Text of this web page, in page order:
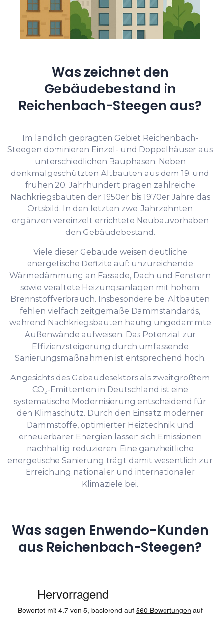
Was zeichnet den
Gebäudebestand in
Reichenbach-Steegen aus?
Im ländlich geprägten Gebiet Reichenbach-
Steegen dominieren Einzel- und Doppelhäuser aus
unterschiedlichen Bauphasen. Neben
denkmalgeschützten Altbauten aus dem 19. und
frühen 20. Jahrhundert prägen zahlreiche
Nachkriegsbauten der 1950er bis 1970er Jahre das
Ortsbild. In den letzten zwei Jahrzehnten
ergänzen vereinzelt errichtete Neubauvorhaben
den Gebäudebestand.
Viele dieser Gebäude weisen deutliche
energetische Defizite auf: unzureichende
Wärmedämmung an Fassade, Dach und Fenstern
sowie veraltete Heizungsanlagen mit hohem
Brennstoffverbrauch. Insbesondere bei Altbauten
fehlen vielfach zeitgemäße Dämmstandards,
während Nachkriegsbauten häufig ungedämmte
Außenwände aufweisen. Das Potenzial zur
Effizienzsteigerung durch umfassende
Sanierungsmaßnahmen ist entsprechend hoch.
Angesichts des Gebäudesektors als zweitgrößtem
CO₂-Emittenten in Deutschland ist eine
systematische Modernisierung entscheidend für
den Klimaschutz. Durch den Einsatz moderner
Dämmstoffe, optimierter Heiztechnik und
erneuerbarer Energien lassen sich Emissionen
nachhaltig reduzieren. Eine ganzheitliche
energetische Sanierung trägt damit wesentlich zur
Erreichung nationaler und internationaler
Klimaziele bei.
Was sagen Enwendo-Kunden
aus Reichenbach-Steegen?